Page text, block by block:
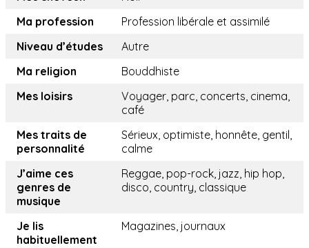
Ma profession
Profession libérale et assimilé
Niveau d’études
Autre
Ma religion
Bouddhiste
Mes loisirs
Voyager, parc, concerts, cinema,
café
Mes traits de
personnalité
Sérieux, optimiste, honnête, gentil,
calme
J’aime ces
genres de
musique
Reggae, pop-rock, jazz, hip hop,
disco, country, classique
Je lis
habituellement
Magazines, journaux